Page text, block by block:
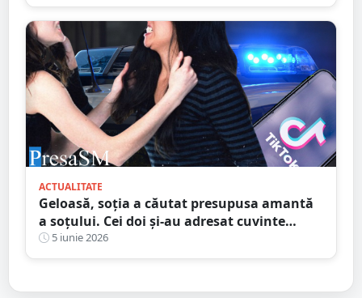
ACTUALITATE
Geloasă, soția a căutat presupusa amantă
a soțului. Cei doi și-au adresat cuvinte
grele, cazul a ajuns la Judecătorie
5 iunie 2026